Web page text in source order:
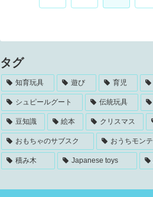
タグ
知育玩具 遊び 育児
シュピールグート 伝統玩具
豆知識 絵本 クリスマス
おもちゃのサブスク おうちモンテ
積み木 Japanese toys